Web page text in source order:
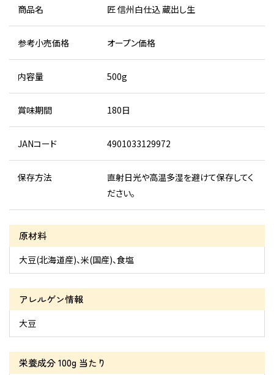
商品名 匠 信州白仕込 蔵出し生
参考小売価格 オープン価格
内容量 500g
賞味期間 180日
JANコード 4901033129972
保存方法
直射日光や高温多湿を避けて保存してく
ださい。
原材料
大豆(北海道産)、米(国産)、食塩
アレルゲン情報
大豆
栄養成分100g 当たり